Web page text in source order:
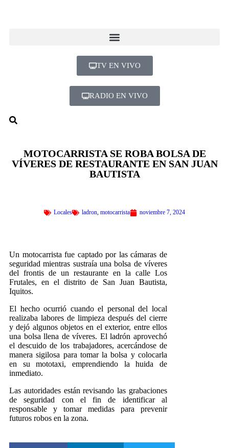
TV EN VIVO
RADIO EN VIVO
MOTOCARRISTA SE ROBA BOLSA DE
VÍVERES DE RESTAURANTE EN SAN JUAN
BAUTISTA
Locales ladron, motocarrista noviembre 7, 2024
Un motocarrista fue captado por las cámaras de
seguridad mientras sustraía una bolsa de víveres
del frontis de un restaurante en la calle Los
Frutales, en el distrito de San Juan Bautista,
Iquitos.
El hecho ocurrió cuando el personal del local
realizaba labores de limpieza después del cierre
y dejó algunos objetos en el exterior, entre ellos
una bolsa llena de víveres. El ladrón aprovechó
el descuido de los trabajadores, acercándose de
manera sigilosa para tomar la bolsa y colocarla
en su mototaxi, emprendiendo la huida de
inmediato.
Las autoridades están revisando las grabaciones
de seguridad con el fin de identificar al
responsable y tomar medidas para prevenir
futuros robos en la zona.